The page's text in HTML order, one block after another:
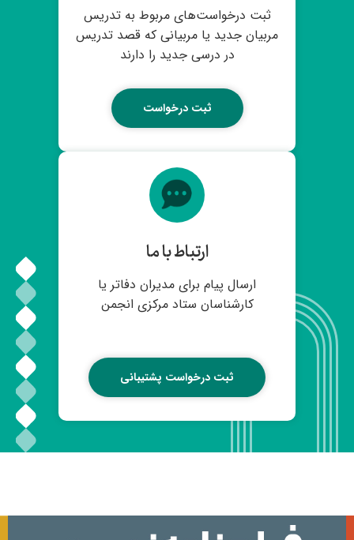
ثبت درخواست‌های مربوط به تدریس
مربیان جدید یا مربیانی که قصد تدریس
در درسی جدید را دارند
ثبت درخواست
ارتباط با ما
ارسال پیام برای مدیران دفاتر یا
کارشناسان ستاد مرکزی انجمن
ثبت درخواست پشتیبانی